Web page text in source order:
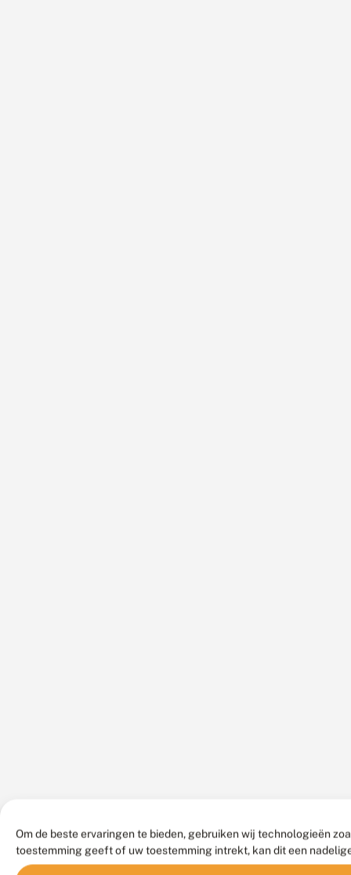
Om de beste ervaringen te bieden, gebruiken wij technologieën
toestemming geeft of uw toestemming intrekt, kan dit een